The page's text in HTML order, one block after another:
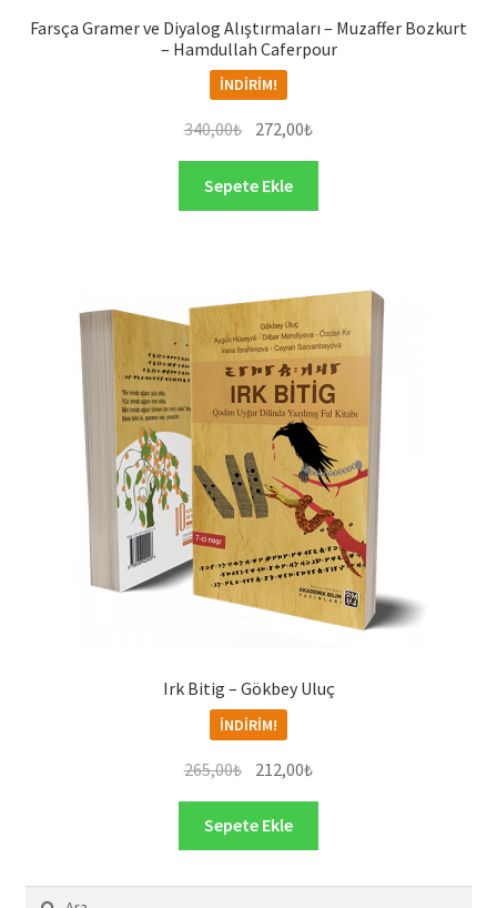
Farsça Gramer ve Diyalog Alıştırmaları – Muzaffer Bozkurt
– Hamdullah Caferpour
İNDIRIM!
340,00₺ Orijinal
fiyat:
340,00₺.
272,00₺Şu
andaki
272,00₺.
Sepete Ekle
Irk Bitig – Gökbey Uluç
İNDIRIM!
265,00₺ Orijinal
265,00₺.
212,00₺Şu
212,00₺.
Sepete Ekle
Arama: